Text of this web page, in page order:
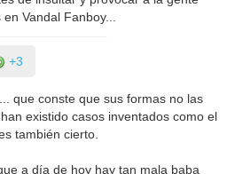
Vandal Fanboy...
+3
que conste que sus formas no las
existido casos inventados como el
también cierto.
a día de hoy hay tan mala baba